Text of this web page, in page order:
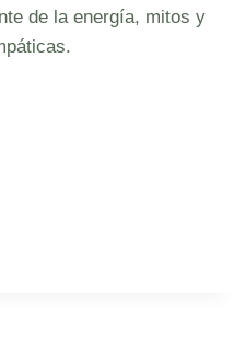
de la energía, mitos y